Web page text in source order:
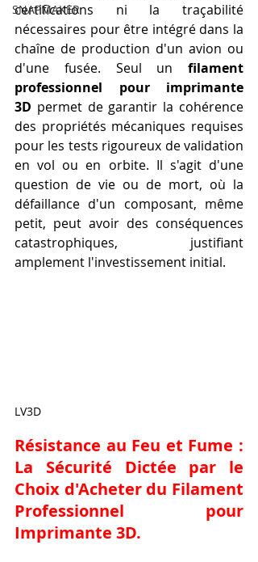
SNAPMAKER
certifications ni la traçabilité
nécessaires pour être intégré dans la
chaîne de production d'un avion ou
d'une fusée. Seul un filament
professionnel pour imprimante
3D permet de garantir la cohérence
des propriétés mécaniques requises
pour les tests rigoureux de validation
en vol ou en orbite. Il s'agit d'une
question de vie ou de mort, où la
défaillance d'un composant, même
petit, peut avoir des conséquences
catastrophiques, justifiant
amplement l'investissement initial.
LV3D
Résistance au Feu et Fume :
La Sécurité Dictée par le
Choix d'Acheter du Filament
Professionnel pour
Imprimante 3D.